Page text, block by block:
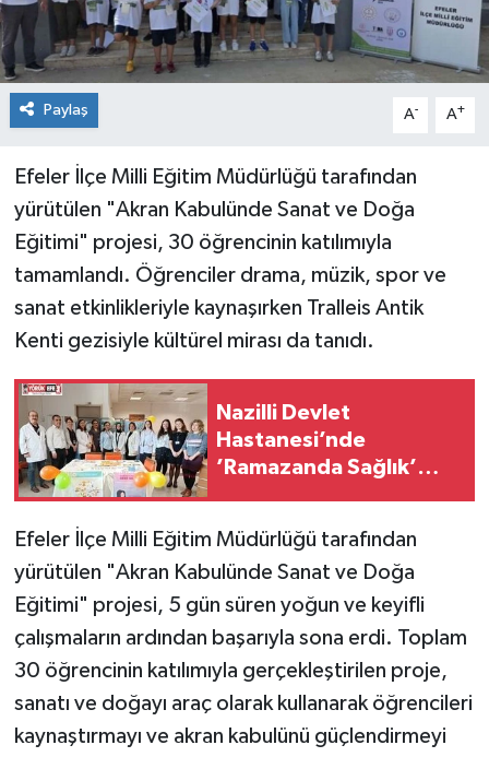
Paylaş A- A+
Efeler İlçe Milli Eğitim Müdürlüğü tarafından
yürütülen "Akran Kabulünde Sanat ve Doğa
Eğitimi" projesi, 30 öğrencinin katılımıyla
tamamlandı. Öğrenciler drama, müzik, spor ve
sanat etkinlikleriyle kaynaşırken Tralleis Antik
Kenti gezisiyle kültürel mirası da tanıdı.
Nazilli Devlet
Hastanesi’nde
’Ramazanda Sağlık’
Efeler İlçe Milli Eğitim Müdürlüğü tarafından
yürütülen "Akran Kabulünde Sanat ve Doğa
Eğitimi" projesi, 5 gün süren yoğun ve keyifli
çalışmaların ardından başarıyla sona erdi. Toplam
30 öğrencinin katılımıyla gerçekleştirilen proje,
sanatı ve doğayı araç olarak kullanarak öğrencileri
kaynaştırmayı ve akran kabulünü güçlendirmeyi